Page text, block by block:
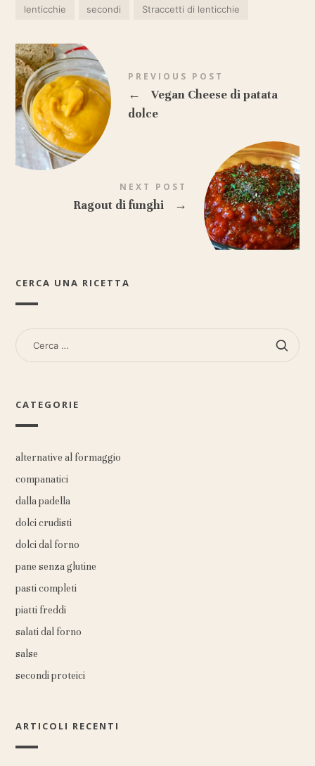
lenticchie secondi Straccetti di lenticchie
PREVIOUS POST
←
Vegan Cheese di patata
dolce
NEXT POST
Ragout di funghi →
CERCA UNA RICETTA
RICERCA
PER:
CATEGORIE
alternative al formaggio
companatici
dalla padella
dolci crudisti
dolci dal forno
pane senza glutine
pasti completi
piatti freddi
salati dal forno
salse
secondi proteici
ARTICOLI RECENTI